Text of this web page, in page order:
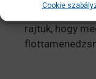
Cookie
legtöbbször,
rajtuk, hogy